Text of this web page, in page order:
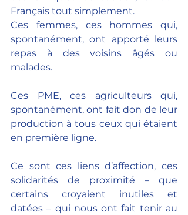
Français tout simplement.
Ces femmes, ces hommes qui,
spontanément, ont apporté leurs
repas à des voisins âgés ou
malades.
Ces PME, ces agriculteurs qui,
spontanément, ont fait don de leur
production à tous ceux qui étaient
en première ligne.
Ce sont ces liens d’affection, ces
solidarités de proximité – que
certains croyaient inutiles et
datées – qui nous ont fait tenir au